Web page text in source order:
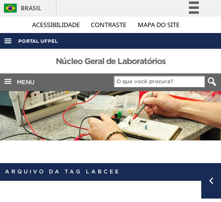
ACESSIBILIDADE CONTRASTE MAPA DO SITE
BRASIL
Simplifique!
Legislação
Canais
PORTAL UFPEL
ACESSO À INFORMAÇÃO
AUDITORIA
COBALTO
CONCURSOS
EDITAIS
INTERNACIONAL
PORTARIAS
Núcleo Geral de Laboratórios
MENU
ARQUIVO DA TAG LABCEE